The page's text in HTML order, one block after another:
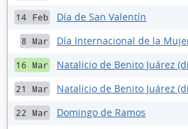
14 Feb Día de San Valentín
8 Mar Día Internacional de la
16 Mar Natalicio de Benito Juárez
21 Mar Natalicio de Benito Juárez
22 Mar Domingo de Ramos